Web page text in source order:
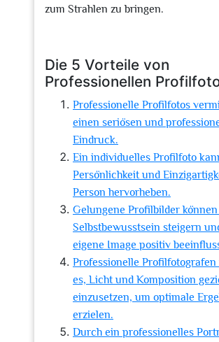
zum Strahlen zu bringen.
Die 5 Vorteile von
Professionellen
Professionelle Profilfotos
einen seriösen und
Eindruck.
Ein individuelles Profilfoto
Persönlichkeit und
Person hervorheben.
Gelungene Profilbilder können
Selbstbewusstsein steigern
eigene Image positiv
Professionelle Profilfotografen
es, Licht und Komposition
einzusetzen, um optimale
erzielen.
Durch ein professionelles